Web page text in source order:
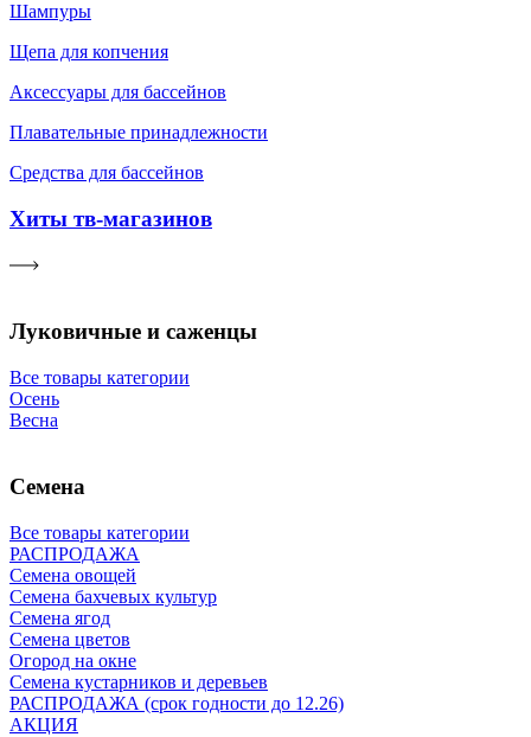
Шампуры
Щепа для копчения
Аксессуары для бассейнов
Плавательные принадлежности
Средства для бассейнов
Хиты тв-магазинов
Луковичные и саженцы
Все товары категории
Осень
Весна
Семена
Все товары категории
РАСПРОДАЖА
Семена овощей
Семена бахчевых культур
Семена ягод
Семена цветов
Огород на окне
Семена кустарников и деревьев
РАСПРОДАЖА (срок годности до 12.26)
АКЦИЯ